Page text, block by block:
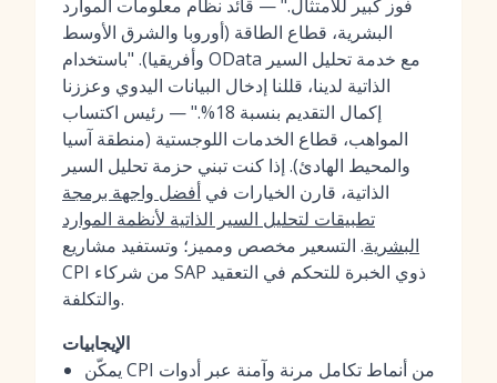
فوز كبير للامتثال." — قائد نظام معلومات الموارد
البشرية، قطاع الطاقة (أوروبا والشرق الأوسط
وأفريقيا). "باستخدام OData مع خدمة تحليل السير
الذاتية لدينا، قللنا إدخال البيانات اليدوي وعززنا
إكمال التقديم بنسبة 18%." — رئيس اكتساب
المواهب، قطاع الخدمات اللوجستية (منطقة آسيا
والمحيط الهادئ). إذا كنت تبني حزمة تحليل السير
الذاتية، قارن الخيارات في أفضل واجهة برمجة
تطبيقات لتحليل السير الذاتية لأنظمة الموارد
البشرية. التسعير مخصص ومميز؛ وتستفيد مشاريع
CPI من شركاء SAP ذوي الخبرة للتحكم في التعقيد
والتكلفة.
الإيجابيات
يمكّن CPI من أنماط تكامل مرنة وآمنة عبر أدوات